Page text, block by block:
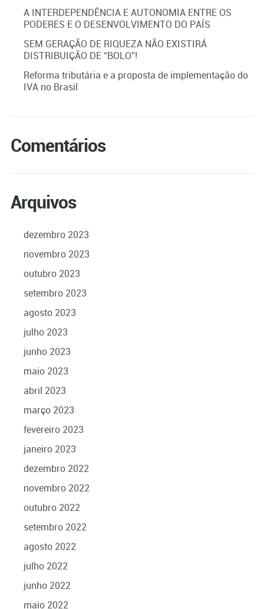
A INTERDEPENDÊNCIA E AUTONOMIA ENTRE OS
PODERES E O DESENVOLVIMENTO DO PAÍS
SEM GERAÇÃO DE RIQUEZA NÃO EXISTIRÁ
DISTRIBUIÇÃO DE “BOLO”!
Reforma tributária e a proposta de implementação do
IVA no Brasil
Comentários
Arquivos
dezembro 2023
novembro 2023
outubro 2023
setembro 2023
agosto 2023
julho 2023
junho 2023
maio 2023
abril 2023
março 2023
fevereiro 2023
janeiro 2023
dezembro 2022
novembro 2022
outubro 2022
setembro 2022
agosto 2022
julho 2022
junho 2022
maio 2022